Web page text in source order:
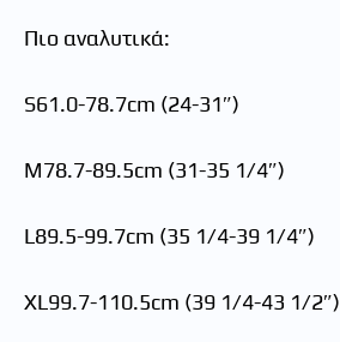
Πιο αναλυτικά:
S61.0-78.7cm (24-31″)
M78.7-89.5cm (31-35 1/4″)
L89.5-99.7cm (35 1/4-39 1/4″)
XL99.7-110.5cm (39 1/4-43 1/2″)